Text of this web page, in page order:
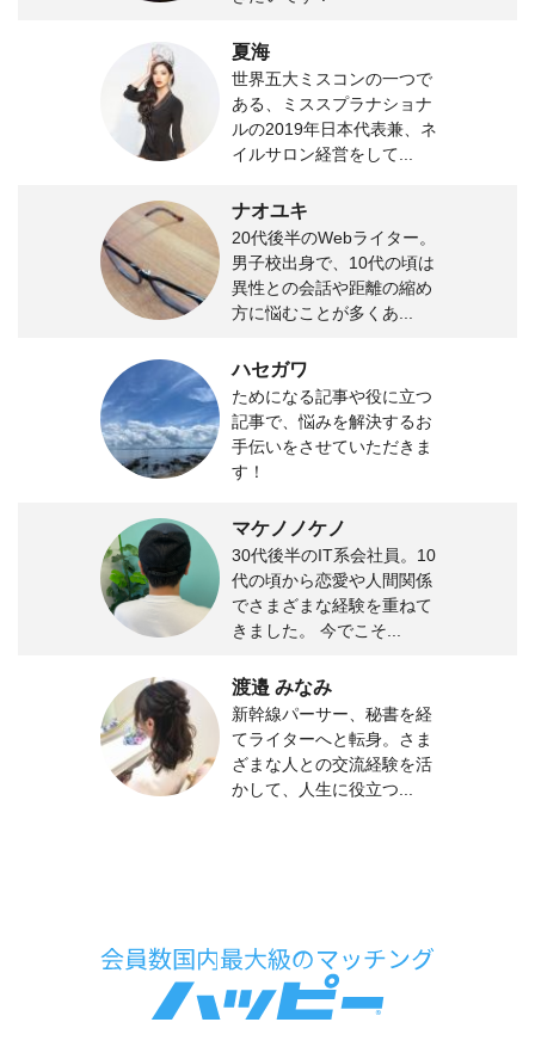
夏海
世界五大ミスコンの一つで
ある、ミススプラナショナ
ルの2019年日本代表兼、ネ
イルサロン経営をして...
ナオユキ
20代後半のWebライター。
男子校出身で、10代の頃は
異性との会話や距離の縮め
方に悩むことが多くあ...
ハセガワ
ためになる記事や役に立つ
記事で、悩みを解決するお
手伝いをさせていただきま
す！
マケノノケノ
30代後半のIT系会社員。10
代の頃から恋愛や人間関係
でさまざまな経験を重ねて
きました。 今でこそ...
渡邉 みなみ
新幹線パーサー、秘書を経
てライターへと転身。さま
ざまな人との交流経験を活
かして、人生に役立つ...